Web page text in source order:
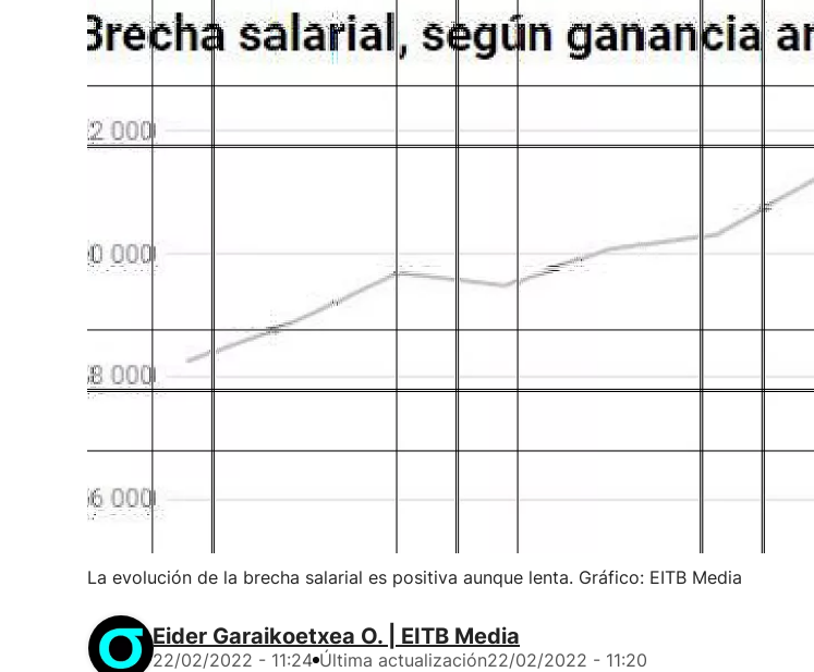
La evolución de la brecha salarial es positiva aunque lenta. Gráfico: EITB Media
Eider Garaikoetxea O. | EITB Media
22/02/2022 - 11:24 Última actualización22/02/2022 - 11:20